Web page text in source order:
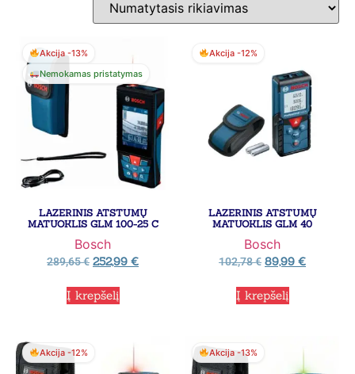
Akcija -13%
Nemokamas pristatymas
LAZERINIS ATSTUMŲ
MATUOKLIS GLM 100-25 C
Bosch
289,65€ 252,99 €
Į krepšelį
Akcija -12%
LAZERINIS ATSTUMŲ
MATUOKLIS GLM 40
Bosch
102,78€ 89,99 €
Į krepšelį
Akcija -12% Akcija -13%